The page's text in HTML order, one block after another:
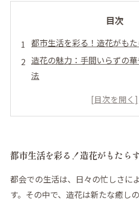
目次
都市生活を彩る！造花がも
造花の魅力：手間いらずの
法
インテリアの新しいトレンド
ャルフラワーの取り入れ方
造花の効果：都会の空間を
私たちの暮らしを変える造
見た目もリアル！造花で作
都市生活を彩る！造花がもたら
都会での生活は、日々の忙しさに
す。その中で、造花は新たな癒し